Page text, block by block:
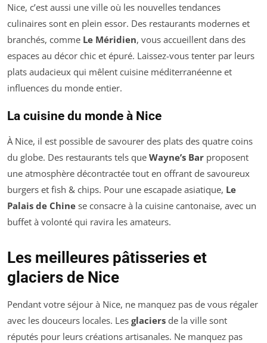
Nice, c’est aussi une ville où les nouvelles tendances
culinaires sont en plein essor. Des restaurants modernes et
branchés, comme Le Méridien, vous accueillent dans des
espaces au décor chic et épuré. Laissez-vous tenter par leurs
plats audacieux qui mêlent cuisine méditerranéenne et
influences du monde entier.
La cuisine du monde à Nice
À Nice, il est possible de savourer des plats des quatre coins
du globe. Des restaurants tels que Wayne’s Bar proposent
une atmosphère décontractée tout en offrant de savoureux
burgers et fish & chips. Pour une escapade asiatique, Le
Palais de Chine se consacre à la cuisine cantonaise, avec un
buffet à volonté qui ravira les amateurs.
Les meilleures pâtisseries et
glaciers de Nice
Pendant votre séjour à Nice, ne manquez pas de vous régaler
avec les douceurs locales. Les glaciers de la ville sont
réputés pour leurs créations artisanales. Ne manquez pas